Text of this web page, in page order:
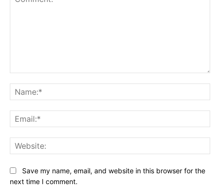
Save my name, email, and website in this browser for the
next time I comment.